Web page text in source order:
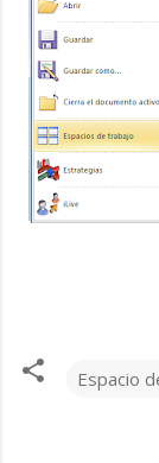
Espacio